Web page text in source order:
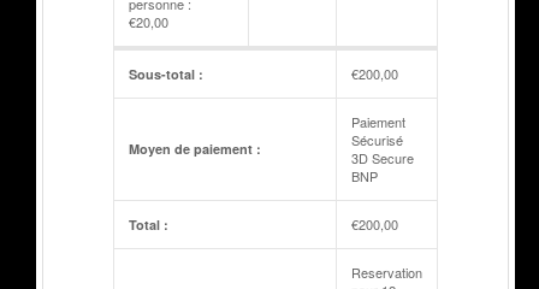
€20,00
Sous-total : €200,00
Moyen de paiement :
Paiement
Sécurisé
3D Secure
BNP
Total : €200,00
Reservation